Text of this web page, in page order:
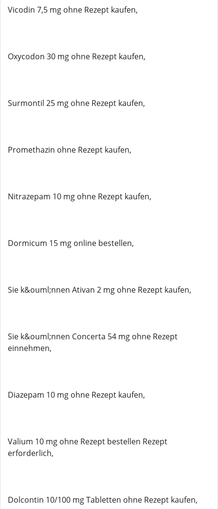
Vicodin 7,5 mg ohne Rezept kaufen,
Oxycodon 30 mg ohne Rezept kaufen,
Surmontil 25 mg ohne Rezept kaufen,
Promethazin ohne Rezept kaufen,
Nitrazepam 10 mg ohne Rezept kaufen,
Dormicum 15 mg online bestellen,
Sie k&ouml;nnen Ativan 2 mg ohne Rezept kaufen,
Sie k&ouml;nnen Concerta 54 mg ohne Rezept
einnehmen,
Diazepam 10 mg ohne Rezept kaufen,
Valium 10 mg ohne Rezept bestellen Rezept
erforderlich,
Dolcontin 10/100 mg Tabletten ohne Rezept kaufen,